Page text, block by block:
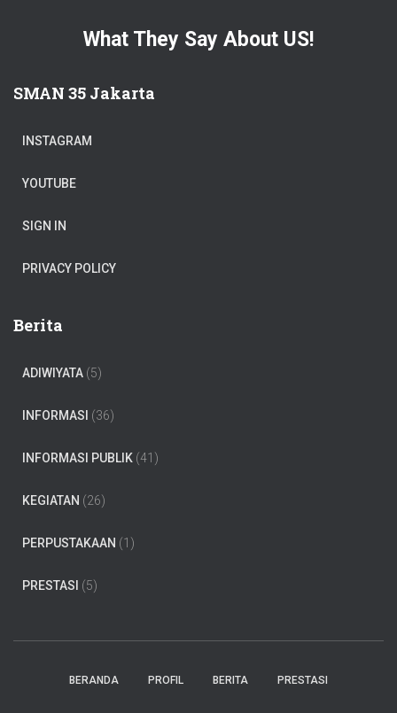
What They Say About US!
SMAN 35 Jakarta
INSTAGRAM
YOUTUBE
SIGN IN
PRIVACY POLICY
Berita
ADIWIYATA (5)
INFORMASI (36)
INFORMASI PUBLIK (41)
KEGIATAN (26)
PERPUSTAKAAN (1)
PRESTASI (5)
BERANDA PROFIL BERITA PRESTASI